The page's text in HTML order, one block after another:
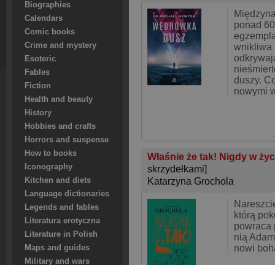
Biographies
Calendars
Comic books
Crime and mystery
Esoteric
Fables
Fiction
Health and beauty
History
Hobbies and crafts
Horrors and suspense
How to books
Iconography
Kitchen and diets
Language dictionaries
Legends and fables
Literatura erotyczna
Literature in Polish
Maps and guides
Military and wars
ponad
wnikliwa
duszy.
nowymi
Właśnie że tak! Nigdy w
skrzydełkami]
Katarzyna Grochola
którą
powraca
nią
nowi